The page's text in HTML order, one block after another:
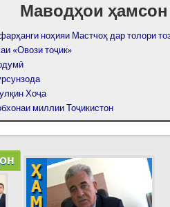
Маводҳои ҳамсон
ноҳияи Мастчоҳ дар толори
«Овози тоҷик»
Хоҷа
миллии Тоҷикистон